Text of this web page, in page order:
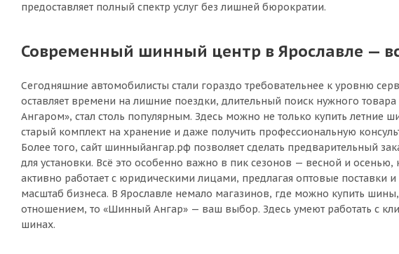
предоставляет полный спектр услуг без лишней бюрократии.
Современный шинный центр в Ярославле —
Сегодняшние автомобилисты стали гораздо требовательнее к уровню
оставляет времени на лишние поездки, длительный поиск нужного
Ангаром», стал столь популярным. Здесь можно не только купить
старый комплект на хранение и даже получить профессиональную
Более того, сайт шинныйангар.рф позволяет сделать предварительный
для установки. Всё это особенно важно в пик сезонов — весной и
активно работает с юридическими лицами, предлагая оптовые поставки
масштаб бизнеса. В Ярославле немало магазинов, где можно купить
отношением, то «Шинный Ангар» — ваш выбор. Здесь умеют работать с
шинах.